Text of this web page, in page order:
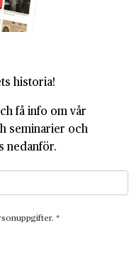
historia!
få info om vår
seminarier och
nedanför.